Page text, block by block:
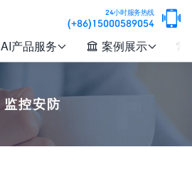
24小时服务热线
(+86)15000589054 
AI产品服务  案例展示 常
监控安防